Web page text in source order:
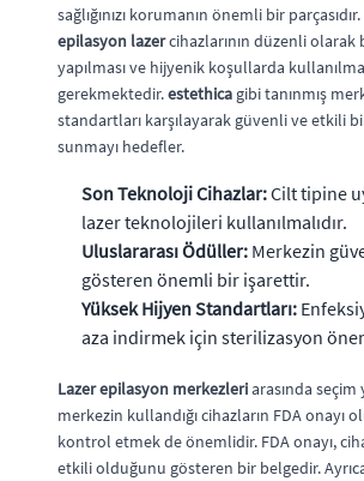
sağlığınızı korumanın önemli bir
epilasyon lazercihazlarının düzenli olarak
yapılması ve hijyenik koşullarda
gerekmektedir.estethica gibi tanınmış
standartları karşılayarak güvenli ve etkili
sunmayı hedefler.
Son Teknoloji Cihazlar:Cilt tipine
lazer teknolojileri kullanılmalıdır.
Uluslararası Ödüller: Merkezin
gösteren önemli bir işarettir.
Yüksek Hijyen Standartları:
aza indirmek için sterilizasyon
Lazer epilasyon merkezleriarasında
merkezin kullandığı cihazların FDA onayı
kontrol etmek de önemlidir. FDA onayı,
etkili olduğunu gösteren bir belgedir.